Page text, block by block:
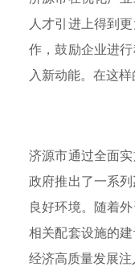
人才引进上得到
作，鼓励企业进
入新动能。在这
济源市通过全面
政府推出了一系列
良好环境。随着
相关配套设施的
经济高质量发展注